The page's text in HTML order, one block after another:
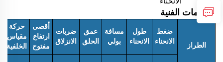
المعلمات الفنية
الطراز
ضغط
الانحناء
طول
الانحناء
مسافة
بولي
عمق
الحلق
ضربات
الانزلاق
أقصى
ارتفاع
مفتوح
حركة
مقياس
الخلفية